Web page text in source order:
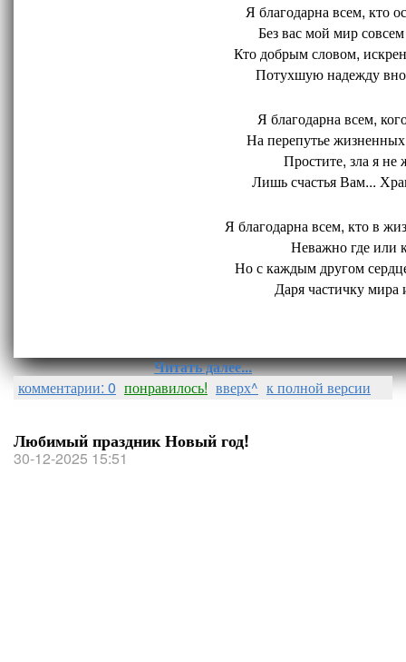
Я благодарна всем, кто
Без вас мой мир
Кто добрым словом,
Потухшую надежду
Я благодарна всем,
На перепутье
Простите, зла я не
Лишь счастья Вам...
Я благодарна всем, кто в
Неважно где или
Но с каждым другом
Даря частичку мира
Читать далее...
комментарии: 0 понравилось! вверх^ к полной версии
Любимый праздник Новый год!
30-12-2025 15:51